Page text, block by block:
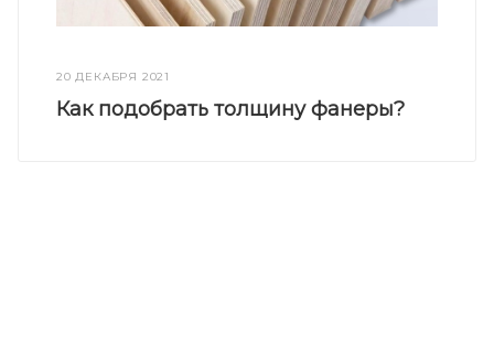
20 ДЕКАБРЯ 2021
Как подобрать толщину фанеры?